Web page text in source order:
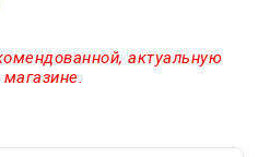
актуальную